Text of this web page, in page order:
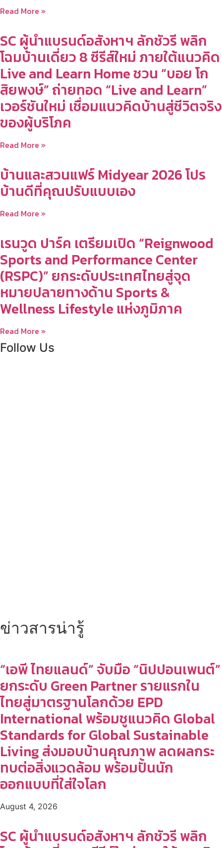
Read More »
SC ผู้นำแบรนด์อสังหาฯ ลักชัวรี พลิก
โฉมบ้านเดี่ยว 8 ซีรีส์ใหม่ ภายใต้แนวคิด
Live and Learn Home ชวน “บอย โก
สิยพงษ์” ถ่ายทอด “Live and Learn”
เวอร์ชันใหม่ เชื่อมแนวคิดบ้านสู่ชีวิตจริง
ของผู้บริโภค
Read More »
บ้านและสวนแฟร์ Midyear 2026 โปร
บ้านดีที่คุณปรับแบบเอง
Read More »
เรนวูด ปาร์ค เตรียมเปิด “Reignwood
Sports and Performance Center
(RSPC)” ยกระดับประเทศไทยสู่จุด
หมายปลายทางด้าน Sports &
Wellness Lifestyle แห่งภูมิภาค
Read More »
Follow Us
ข่าวสารน่ารู้
“เอพี ไทยแลนด์” จับมือ “นิปปอนเพนต์”
ยกระดับ Green Partner รายแรกใน
ไทยสู่มาตรฐานโลกด้วย EPD
International พร้อมชูแนวคิด Global
Standards for Global Sustainable
Living ส่งมอบบ้านคุณภาพ ลดผลกระ
ทบต่อสิ่งแวดล้อม พร้อมปั้นนัก
ออกแบบที่ใส่ใจโลก
August 4, 2026
SC ผู้นำแบรนด์อสังหาฯ ลักชัวรี พลิก